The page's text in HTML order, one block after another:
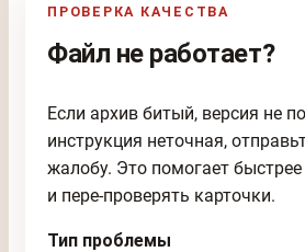
ПРОВЕРКА КАЧЕСТВА
Файл не работает?
Если архив битый, версия не
инструкция неточная,
жалобу. Это помогает быстрее
и пере-проверять карточки.
Тип проблемы